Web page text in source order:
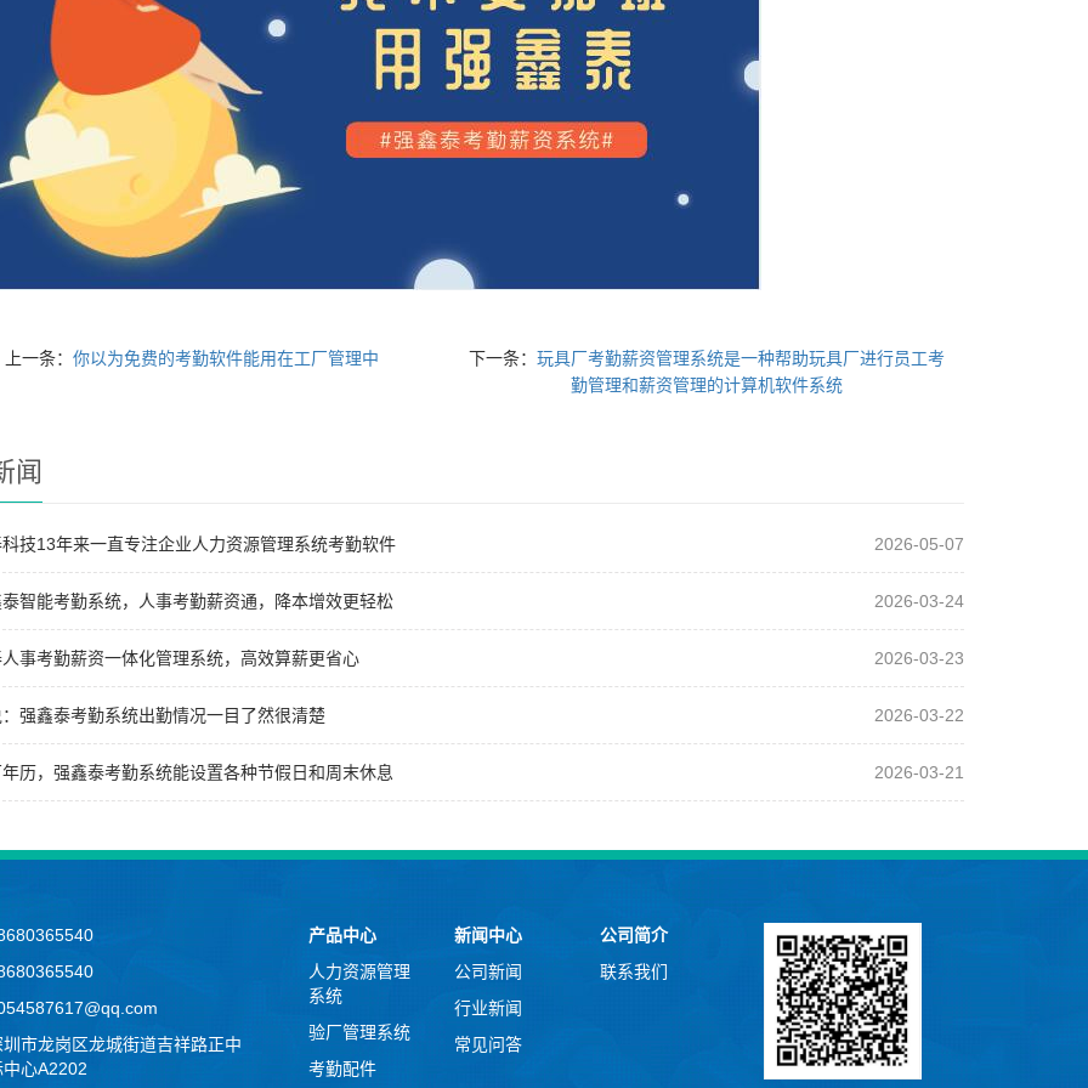
上一条：你以为免费的考勤软件能用在工厂管理中 下一条：玩具厂考勤薪资管理系统是一种帮助玩具厂进行员工考
勤管理和薪资管理的计算机软件系统
闻
技13年来一直专注企业人力资源管理系统考勤软件 2026-05-07
智能考勤系统，人事考勤薪资通，降本增效更轻松 2026-03-24
事考勤薪资一体化管理系统，高效算薪更省心 2026-03-23
强鑫泰考勤系统出勤情况一目了然很清楚 2026-03-22
历，强鑫泰考勤系统能设置各种节假日和周末休息 2026-03-21
市龙岗区龙城街道吉祥路正中
心A2202
产品中心
人力资源管理
系统
验厂管理系统
考勤配件
新闻中心
公司新闻
行业新闻
常见问答
公司简介
联系我们